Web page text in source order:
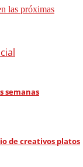
las próximas
semanas
de creativos platos